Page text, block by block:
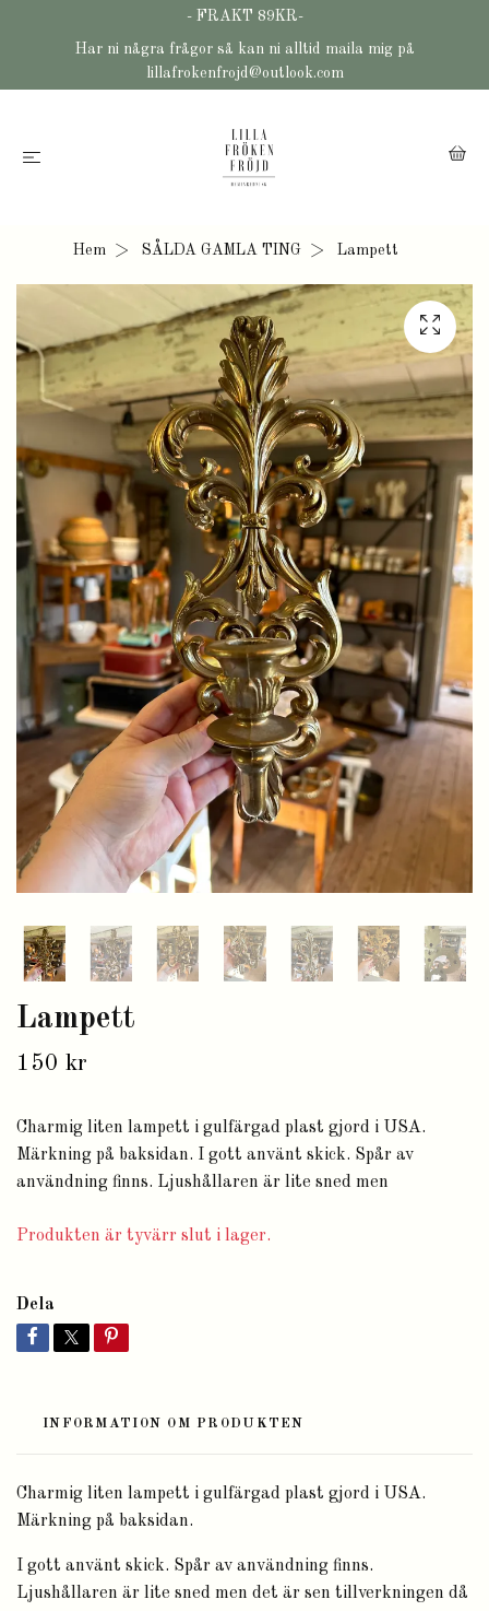
- FRAKT 89KR-
Har ni några frågor så kan ni alltid maila mig på
lillafrokenfrojd@outlook.com
Hem SÅLDA GAMLA TING Lampett
Lampett
150 kr
Charmig liten lampett i gulfärgad plast gjord i USA.
Märkning på baksidan. I gott använt skick. Spår av
användning finns. Ljushållaren är lite sned men
Produkten är tyvärr slut i lager.
Dela
INFORMATION OM PRODUKTEN
Charmig liten lampett i gulfärgad plast gjord i USA.
Märkning på baksidan.
I gott använt skick. Spår av användning finns.
Ljushållaren är lite sned men det är sen tillverkningen då